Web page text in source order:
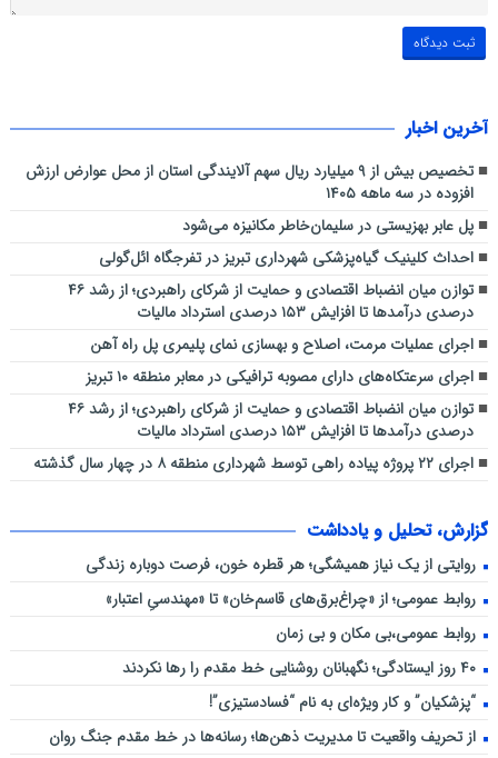
آخرین اخبار
تخصیص بیش از ۹ میلیارد ریال سهم آلایندگی استان از محل عوارض ارزش
افزوده در سه ماهه ۱۴۰۵
پل عابر بهزیستی در سلیمان‌خاطر مکانیزه می‌شود
احداث کلینیک گیاه‌پزشکی شهرداری تبریز در تفرجگاه ائل‌گولی
توازن میان انضباط اقتصادی و حمایت از شرکای راهبردی؛ از رشد ۴۶
درصدی درآمدها تا افزایش ۱۵۳ درصدی استرداد مالیات
اجرای عملیات مرمت، اصلاح و بهسازی نمای پلیمری پل راه آهن
اجرای سرعتکاه‌های دارای مصوبه ترافیکی در معابر منطقه ۱۰ تبریز
توازن میان انضباط اقتصادی و حمایت از شرکای راهبردی؛ از رشد ۴۶
درصدی درآمدها تا افزایش ۱۵۳ درصدی استرداد مالیات
اجرای ۲۲ پروژه پیاده راهی توسط شهرداری منطقه ۸ در چهار سال گذشته
گزارش، تحلیل و یادداشت
روایتی از یک نیاز همیشگی؛ هر قطره خون، فرصت دوباره زندگی
روابط عمومی؛ از «چراغ‌برق‌های قاسم‌خان» تا «مهندسیِ اعتبار»
روابط عمومی،بی مکان و بی زمان
۴۰ روز ایستادگی؛ نگهبانان روشنایی خط مقدم را رها نکردند
“پزشکیان” و کار ویژه‌ای به نام “فسادستیزی”!
از تحریف واقعیت تا مدیریت ذهن‌ها؛ رسانه‌ها در خط مقدم جنگ روان